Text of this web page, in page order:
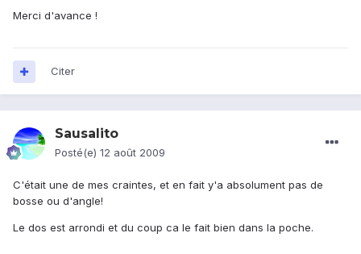
Merci d'avance !
Citer
Sausalito
Posté(e) 12 août 2009
C'était une de mes craintes, et en fait y'a absolument pas de
bosse ou d'angle!
Le dos est arrondi et du coup ca le fait bien dans la poche.